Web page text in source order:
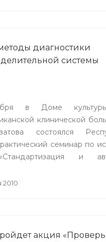
диагностики
системы
в Доме
клинической
состоялся
семинар по
и
2010
акция «Проверь